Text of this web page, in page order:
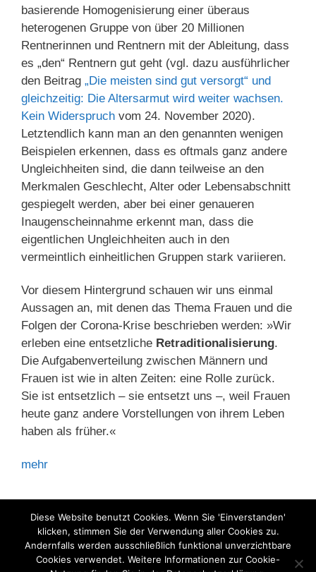
basierende Homogenisierung einer überaus
heterogenen Gruppe von über 20 Millionen
Rentnerinnen und Rentnern mit der Ableitung, dass
es „den“ Rentnern gut geht (vgl. dazu ausführlicher
den Beitrag „Die meisten sind gut versorgt“ und
gleichzeitig: Die Altersarmut wird weiter wachsen.
Kein Widerspruch vom 24. November 2020).
Letztendlich kann man an den genannten wenigen
Beispielen erkennen, dass es oftmals ganz andere
Ungleichheiten sind, die dann teilweise an den
Merkmalen Geschlecht, Alter oder Lebensabschnitt
gespiegelt werden, aber bei einer genaueren
Inaugenscheinnahme erkennt man, dass die
eigentlichen Ungleichheiten auch in den
vermeintlich einheitlichen Gruppen stark variieren.
Vor diesem Hintergrund schauen wir uns einmal
Aussagen an, mit denen das Thema Frauen und die
Folgen der Corona-Krise beschrieben werden: »Wir
erleben eine entsetzliche Retraditionalisierung.
Die Aufgabenverteilung zwischen Männern und
Frauen ist wie in alten Zeiten: eine Rolle zurück.
Sie ist entsetzlich – sie entsetzt uns –, weil Frauen
heute ganz andere Vorstellungen von ihrem Leben
haben als früher.«
mehr
Diese Website benutzt Cookies. Wenn Sie 'Einverstanden'
klicken, stimmen Sie der Verwendung aller Cookies zu.
Andernfalls werden ausschließlich funktional unverzichtbare
Cookies verwendet. Weitere Informationen zur Cookie-